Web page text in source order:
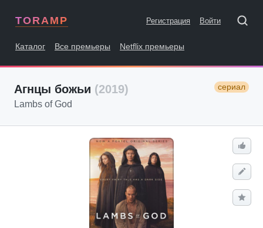
TORAMP Регистрация Войти
Каталог Все премьеры Netflix премьеры
Агнцы божьи (2019) сериал
Lambs of God